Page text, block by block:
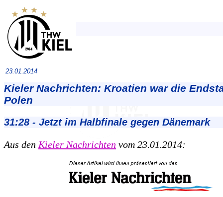
23.01.2014
Kieler Nachrichten: Kroatien war die
Polen
31:28 - Jetzt im Halbfinale gegen Dänemark
Aus den Kieler Nachrichten vom 23.01.2014: